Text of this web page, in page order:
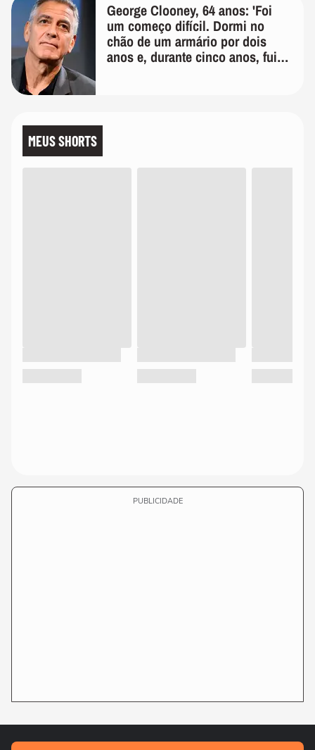
George Clooney, 64 anos: 'Foi
um começo difícil. Dormi no
chão de um armário por dois
anos e, durante cinco anos, fui
MEUS SHORTS
PUBLICIDADE